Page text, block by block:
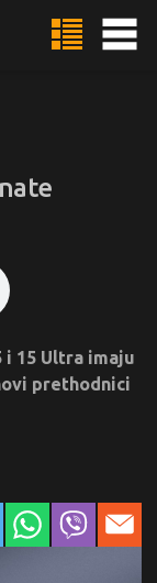
i 15 Ultra imaju
prethodnici